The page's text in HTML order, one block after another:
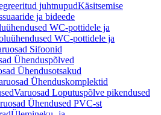
juhtnupudKäsitsemise
ja bideede
WC-pottidele ja
WC-pottidele ja
Sifoonid
Ühenduspõlved
Ühendusotsakud
Ühenduskomplektid
Varuosad Loputuspõlve pikendused
Ühendused PVC-st